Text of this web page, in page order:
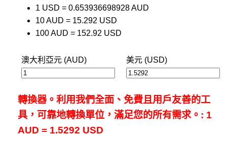
1 USD = 0.653936698928 AUD
10 AUD = 15.292 USD
100 AUD = 152.92 USD
澳大利亞元 (AUD) 美元 (USD)
轉換器。利用我們全面、免費且用戶友善的工
具，可靠地轉換單位，滿足您的所有需求。: 1
AUD = 1.5292 USD